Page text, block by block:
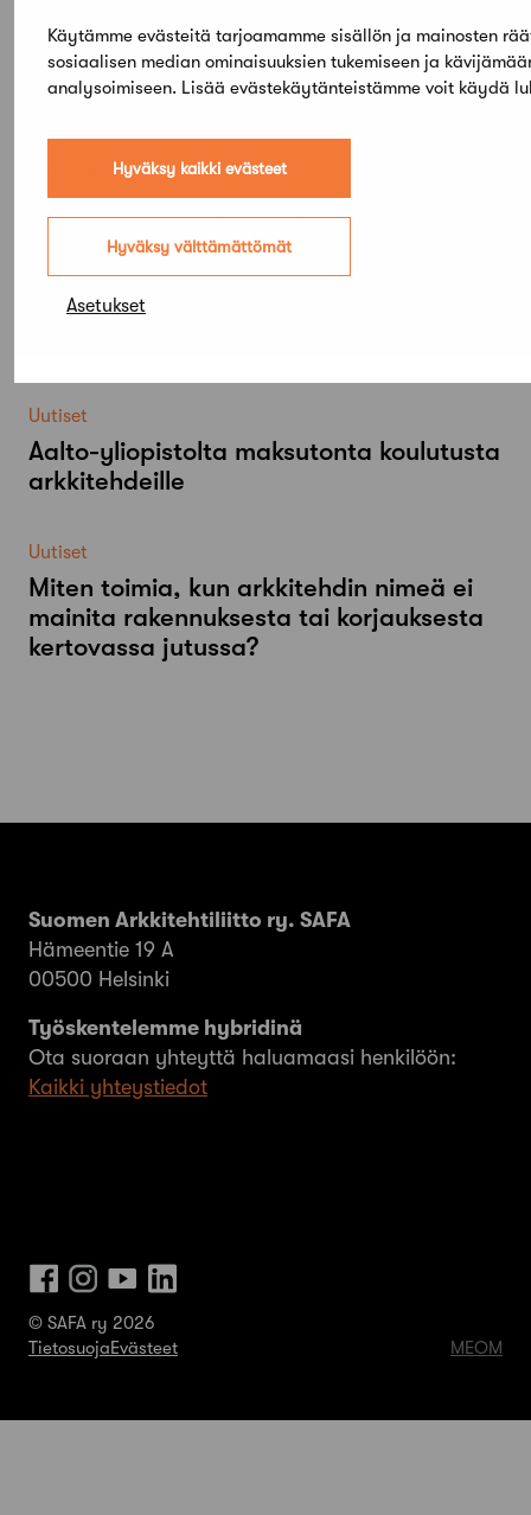
Käytämme evästeitä tarjoamamme sisällön ja mainosten
sosiaalisen median ominaisuuksien tukemiseen ja
analysoimiseen. Lisää evästekäytänteistämme voit käydä
Hyväksy kaikki evästeet
Hyväksy välttämättömät
Asetukset
Lue lisää
Työnhakijat
Architect looking for a job
Uutiset
Mökki Salo haettavissa
Uutiset
Aalto-​yliopistolta maksutonta koulutusta
arkkitehdeille
Uutiset
Miten toimia, kun arkkitehdin nimeä ei
mainita rakennuksesta tai korjauksesta
kertovassa jutussa?
Suomen Arkkitehtiliitto ry. SAFA
Hämeentie 19 A
00500 Helsinki
Työskentelemme hybridinä
Ota suoraan yhteyttä haluamaasi henkilöön:
Kaikki yhteystiedot
© SAFA ry 2026
TietosuojaEvästeet MEOM